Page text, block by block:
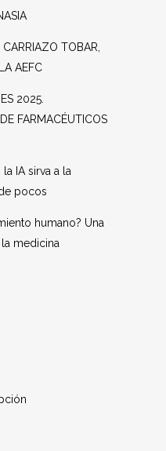
TOBAR,
AEFC
2025.
FARMACÉUTICOS
IA sirva a la
pocos
humano? Una
medicina